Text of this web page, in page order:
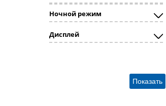
Ночной режим
Дисплей